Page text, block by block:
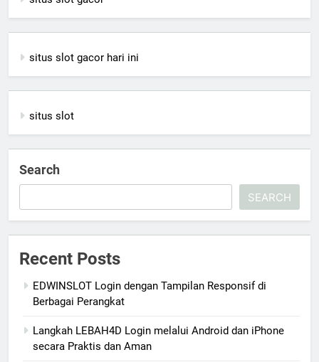
situs slot gacor hari ini
situs slot
Search
SEARCH
Recent Posts
EDWINSLOT Login dengan Tampilan Responsif di
Berbagai Perangkat
Langkah LEBAH4D Login melalui Android dan iPhone
secara Praktis dan Aman